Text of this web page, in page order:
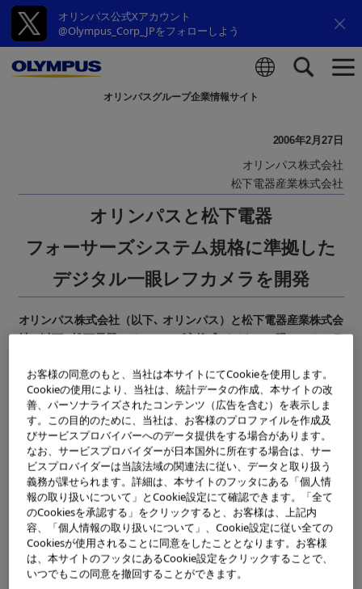
オリンパス公式Xアカウント
@Olympus_Corp_JPをフォローしよう
オリンパスグループ企業情報サイト
2006年2月27日
オリンパス株式会社
松下電器産業株式会社
オリンパスと松下電器
フォーサーズシステム規格に準拠した
デジタル一眼レフカメラを開発
オリンパス株式会社（以下､ オリンパス）と松下電器産業株式会
社（以下､ 松下電器）は、レンズ交換式デジタル一眼レフカメラ
タル一眼レフカメラの共同開発を行っておりましたが、2月26日
から米国フロリダ州オーランド市で開催される世界最大規模の
映像機材の国際展示会「PMA 2006」(PMA 2006 International
Convention and Trade Show)に、その成果を展示します。オ
リンパスは、協業成果を活かして商品化を行った「E-330」を出
品し、松下電器は、同社初となるデジタル一眼レフカメラ「DM
C-L1」の開発発表ならびに参考出品を行います。
これらの開発は、2005年1月13日に両社共同で発表しました
「両社は、要素技術とキーデバイスを共同で開発し、ユーザー
メリットの高い『フォーサーズシステム規格』の特長を十分に
活かしたデジタル一眼レフカメラの商品化を推進する」との合
お客様の同意のもと、当社は本サイトにてCookieを使用します。
Cookieの使用により、当社は、統計データの作成、本サイトの改
善、パーソナライズされたコンテンツ（広告を含む）を表示しま
す。この目的のために、当社は、お客様のプロファイルを作成及
びサービスプロバイバーへのデータ提供をする場合があります。
なお、サービスプロバイダーが日本国外に所在する場合は、サー
ビスプロバイダーは当該法域の関連法に従い、データと取り扱う
義務が課せられます。詳細は、本サイトのフッタにある「個人情
報の取り扱いについて」とCookie設定にて確認できます。「全て
のCookiesを承認する」をクリックすると、お客様は、上記内
容、「個人情報の取り扱いについて」、Cookie設定に従い全ての
Cookiesが使用されることに同意をしたこととなります。お客様
は、本サイトのフッタにあるCookie設定をクリックすることで、
いつでもこの同意を撤回することができます。